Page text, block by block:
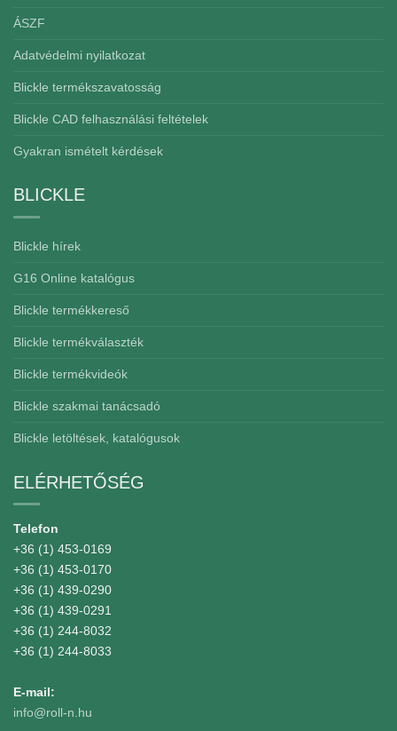
ÁSZF
Adatvédelmi nyilatkozat
Blickle termékszavatosság
Blickle CAD felhasználási feltételek
Gyakran ismételt kérdések
BLICKLE
Blickle hírek
G16 Online katalógus
Blickle termékkereső
Blickle termékválaszték
Blickle termékvideók
Blickle szakmai tanácsadó
Blickle letöltések, katalógusok
ELÉRHETŐSÉG
Telefon
+36 (1) 453-0169
+36 (1) 453-0170
+36 (1) 439-0290
+36 (1) 439-0291
+36 (1) 244-8032
+36 (1) 244-8033
E-mail:
info@roll-n.hu